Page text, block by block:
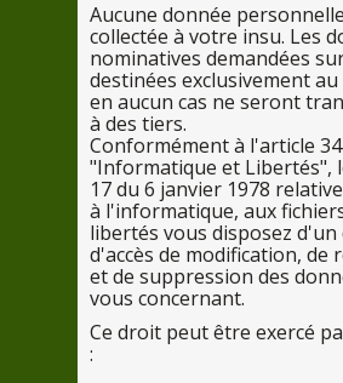
Aucune donnée
collectée à votre insu. Les
nominatives demandées
destinées exclusivement au
en aucun cas ne seront
à des tiers.
Conformémentà l'article 34
"Informatique et Libertés",
17du 6 janvier 1978 relative
à l'informatique, aux
libertés vous disposez d'un
d'accès de modification, de
etde suppression des
vous concernant.
Ce droit peut être exercé
: